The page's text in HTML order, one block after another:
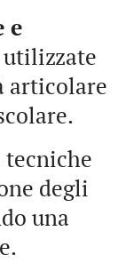
e
articolare
tecniche
degli
una